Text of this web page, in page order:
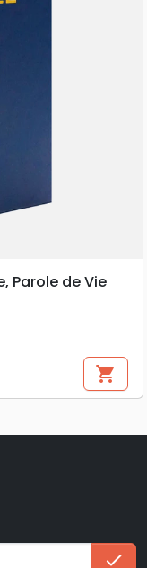
Parole de Vie
shopping_cart
check